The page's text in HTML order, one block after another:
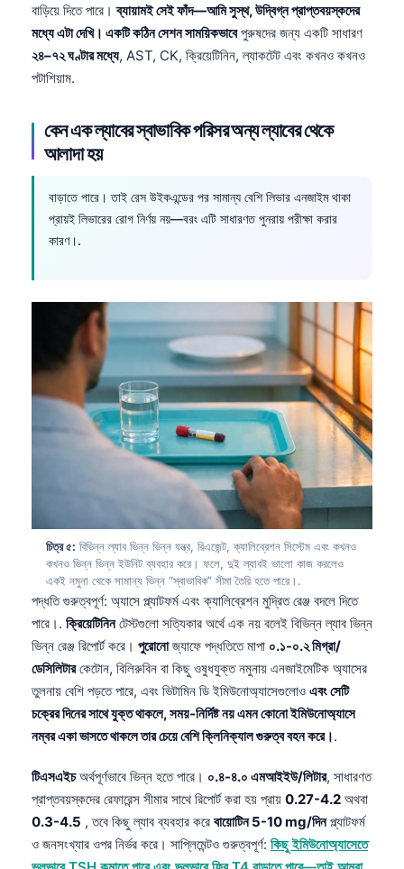
বাড়িয়ে দিতে পারে।ব্যায়ামই সেই ফাঁদ—আমি সুস্থ, উদ্বিগ্ন প্রাপ্তবয়স্কদের
মধ্যে এটা দেখি। একটি কঠিন সেশন সাময়িকভাবেপুরুষদের জন্য একটি সাধারণ
২৪–৭২ ঘণ্টার মধ্যে, AST, CK, ক্রিয়েটিনিন, ল্যাকটেট এবং কখনও কখনও
পটাশিয়াম.
কেন এক ল্যাবের স্বাভাবিক পরিসর অন্য ল্যাবের থেকে
আলাদা হয়
বাড়াতে পারে। তাই রেস উইকএন্ডের পর সামান্য বেশি লিভার এনজাইম থাকা
প্রায়ই লিভারের রোগ নির্ণয় নয়—বরং এটি সাধারণত পুনরায় পরীক্ষা করার
কারণ।.
চিত্র ৫: বিভিন্ন ল্যাব ভিন্ন ভিন্ন যন্ত্র, রিএজেন্ট, ক্যালিব্রেশন সিস্টেম এবং কখনও
কখনও ভিন্ন ভিন্ন ইউনিট ব্যবহার করে। ফলে, দুই ল্যাবই ভালো কাজ করলেও
একই নমুনা থেকে সামান্য ভিন্ন “স্বাভাবিক” সীমা তৈরি হতে পারে।.
পদ্ধতি গুরুত্বপূর্ণ: অ্যাসে প্ল্যাটফর্ম এবং ক্যালিব্রেশন মুদ্রিত রেঞ্জ বদলে দিতে
পারে।. ক্রিয়েটিনিনটেস্টগুলো সত্যিকার অর্থে এক নয় বলেই বিভিন্ন ল্যাব ভিন্ন
ভিন্ন রেঞ্জ রিপোর্ট করে। পুরোনোজ্যাফে পদ্ধতিতে মাপা ০.১-০.২ মিগ্রা/
ডেসিলিটারকেটোন, বিলিরুবিন বা কিছু ওষুধযুক্ত নমুনায় এনজাইমেটিক অ্যাসের
তুলনায় বেশি পড়তে পারে, এবং ভিটামিন ডি ইমিউনোঅ্যাসেগুলোও এবং সেটি
চক্রের দিনের সাথে যুক্ত থাকলে, সময়-নির্দিষ্ট নয় এমন কোনো ইমিউনোঅ্যাসে
নম্বর একা ভাসতে থাকলে তার চেয়ে বেশি ক্লিনিক্যাল গুরুত্ব বহন করে।.
টিএসএইচঅর্থপূর্ণভাবে ভিন্ন হতে পারে। ০.৪-৪.০ এমআইইউ/লিটার, সাধারণত
প্রাপ্তবয়স্কদের রেফারেন্স সীমার সাথে রিপোর্ট করা হয় প্রায় 0.27-4.2 অথবা
0.3-4.5 , তবে কিছু ল্যাব ব্যবহার করে বায়োটিন 5-10 mg/দিনপ্ল্যাটফর্ম
ও জনসংখ্যার ওপর নির্ভর করে। সাপ্লিমেন্টও গুরুত্বপূর্ণ: কিছু ইমিউনোঅ্যাসেতে